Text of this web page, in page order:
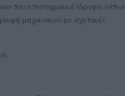
πανεπιστημιακό ίδρυμα
μηχανικού με σχετικές